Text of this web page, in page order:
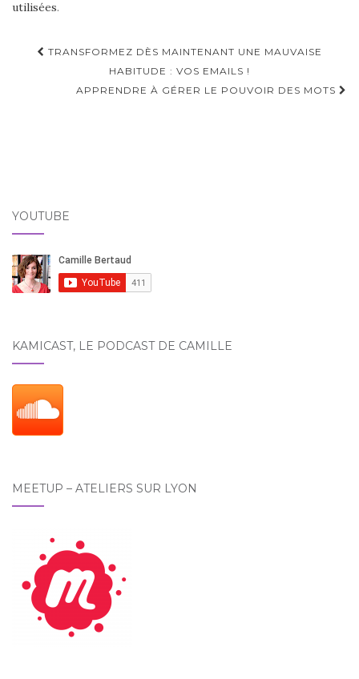
utilisées.
Navigation
TRANSFORMEZ DÈS MAINTENANT UNE MAUVAISE
HABITUDE : VOS EMAILS !
APPRENDRE À GÉRER LE POUVOIR DES MOTS
YOUTUBE
KAMICAST, LE PODCAST DE CAMILLE
MEETUP – ATELIERS SUR LYON